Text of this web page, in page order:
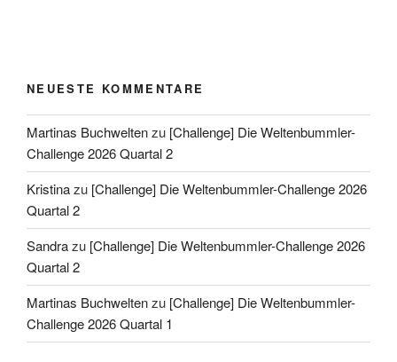
NEUESTE KOMMENTARE
Martinas Buchweltenzu [Challenge] Die Weltenbummler-
Challenge 2026 Quartal 2
Kristinazu [Challenge] Die Weltenbummler-Challenge 2026
Quartal 2
Sandrazu [Challenge] Die Weltenbummler-Challenge 2026
Quartal 2
Martinas Buchweltenzu [Challenge] Die Weltenbummler-
Challenge 2026 Quartal 1